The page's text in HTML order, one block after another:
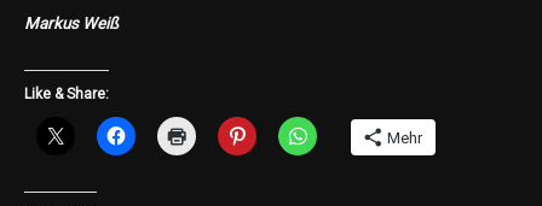
Markus Weiß
Like & Share:
Mehr